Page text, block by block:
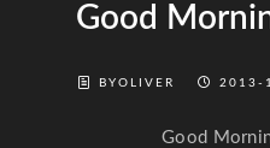
Good
BYOLIVER 2013-
Good